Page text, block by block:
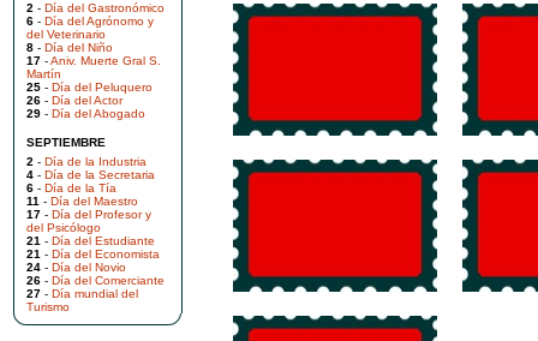
2 - Día del Gastronómico
6 - Día del Agrónomo y
del Veterinario
8 - Día del Niño
17 -Aniv. Muerte Gral S.
Martín
25 - Día del Peluquero
26 - Día del Actor
29 - Día del Abogado
SEPTIEMBRE
2 - Día de la Industria
4 - Día de la Secretaria
6 - Día de la Tía
11 - Día del Maestro
17 - Día del Profesor y
del Psicólogo
21 - Día del Estudiante
21 - Día del Economista
24 - Día del Novio
26 - Día del Comerciante
27 - Día mundial del
Turismo